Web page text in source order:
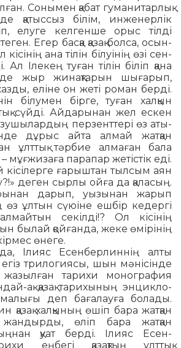
Сонымен қабат гуманитар­лық
қ­а­тыс­сыз білім, инженерлік
елуге келгенше орыс тілді
Егер басқа қазақ болса, осын­
ана тілін білуінің өзі сен­
Ілекең туған тілін біліп қана
жыр жинақ­тарын шыға­рып,
еліне он жеті роман берді.
білумен бірге, туған халқын
сүйді. Айдарынан жел ескен
перзенттері өз аты-
дұрыс айта алмай жатқан
ұлттық тәрбие алмаған бала
мұғжизаға парапар жетістік еді.
ғарыш­тан тылсым аян
деген сырлы ойға да қаласың.
дарып, уызынан жарып
өз ұлтын сүюіне ешбір кедергі
се­кіл­ді!? Ол кісінің
былай қой­ған­да, жеке өмірінің
өнеге.
Ілияс Есенберлиннің алты
трилогиясы, шын мәнісінде
тарихи монография
ақ қазақ тарихының энцикло­
деп бағалауға болады.
қазақ халқының өшіп бара жатқан
жандырды, өліп бара жат­қан
қуат берді. Ілияс Есен­
еңбегі қазақтың ұлттық